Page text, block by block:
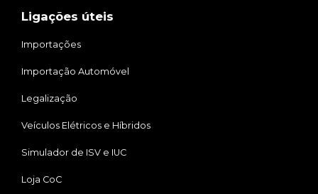
Ligações úteis
Importações
Importação Automóvel
Legalização
Veículos Elétricos e Híbridos
Simulador de ISV e IUC
Loja CoC